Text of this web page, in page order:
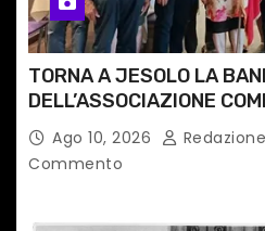
TORNA A JESOLO LA
DELL’ASSOCIAZIONE
Ago 10, 2026 Redazione
Commento